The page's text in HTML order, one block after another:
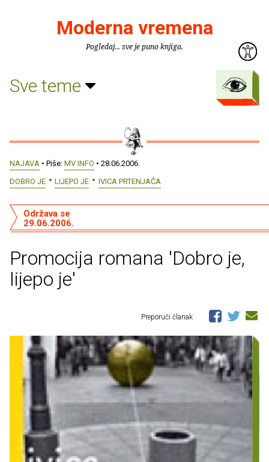
Moderna vremena
Pogledaj... sve je puno knjiga.
Sve teme
NAJAVA • Piše: MV INFO • 28.06.2006.
DOBRO JE
LIJEPO JE IVICA PRTENJAČA
Promocija romana 'Dobro je,
lijepo je'
Održava se
29.06.2006.
Preporuči članak